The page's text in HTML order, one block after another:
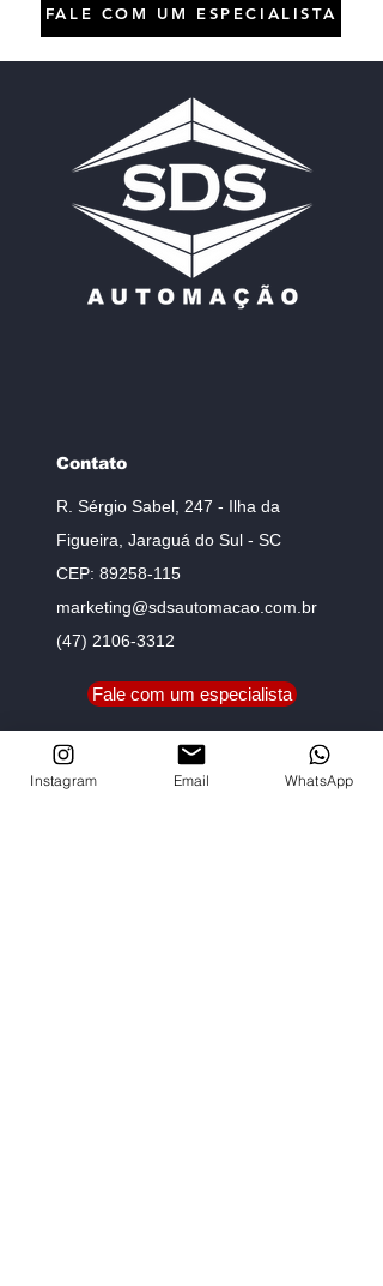
FALE COM UM ESPECIALISTA
Contato
R. Sérgio Sabel, 247 - Ilha da
Figueira, Jaraguá do Sul - SC
CEP: 89258-115
marketing@sdsautomacao.com.br
(47) 2106-3312
Fale com um especialista
Menu
Instagram Email WhatsApp